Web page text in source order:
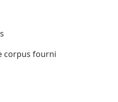
corpus fourni